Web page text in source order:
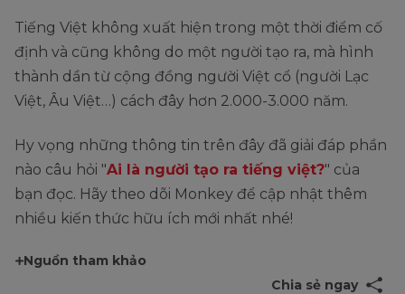
Tiếng Việt không xuất hiện trong một thời điểm cố
định và cũng không do một người tạo ra, mà hình
thành dần từ cộng đồng người Việt cổ (người Lạc
Việt, Âu Việt…) cách đây hơn 2.000-3.000 năm.
Hy vọng những thông tin trên đây đã giải đáp phần
nào câu hỏi "Ai là người tạo ra tiếng việt?" của
bạn đọc. Hãy theo dõi Monkey để cập nhật thêm
nhiều kiến thức hữu ích mới nhất nhé!
Nguồn tham khảo
Chia sẻ ngay